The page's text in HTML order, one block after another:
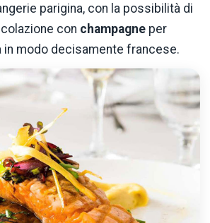
parigina, con la possibilità di
con champagne per
in modo decisamente francese.